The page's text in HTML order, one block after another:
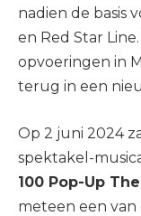
nadien de basis
en Red Star
opvoeringen in
terug in een
Op 2 juni 2024
spektakel-
100 Pop-Up
meteen een